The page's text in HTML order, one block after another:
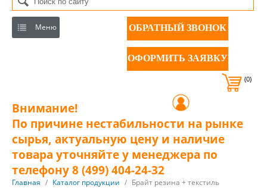
Меню ОБРАТНЫЙ ЗВОНОК
ОФОРМИТЬ ЗАЯВКУ
(0)
Внимание!
По причине нестабильности на рынке
сырья, актуальную цену и наличие
товара уточняйте у менеджера по
телефону 8 (499) 404-24-32
Главная / Каталог продукции / Брайт резина + текстиль